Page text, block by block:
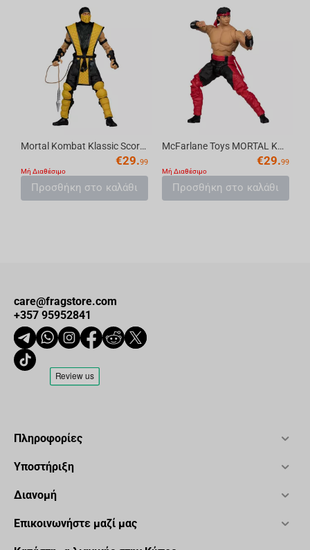
Mortal Kombat Klassic Scorpion 7in Action Figure McFarlane Toys
€29.99
Μή Διαθέσιμο
Προσθήκη στο καλάθι
McFarlane Toys MORTAL KOMBAT KLASSIC - Liu Kang Action Figure (18 cm)
€29.99
Μή Διαθέσιμο
Προσθήκη στο καλάθι
care@fragstore.com
+357 95952841
Πληροφορίες
Υποστήριξη
Διανομή
Επικοινωνήστε μαζί μας